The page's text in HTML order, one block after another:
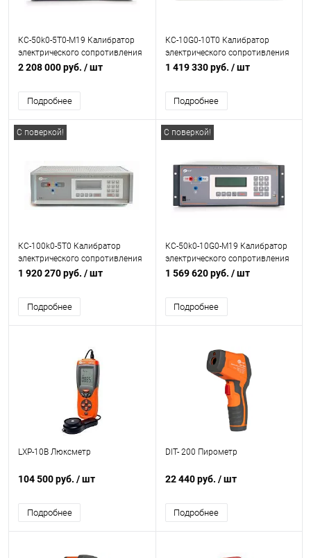
КС-50k0-5T0-М19 Калибратор
электрического сопротивления
2 208 000 руб. / шт
Подробнее
КС-10G0-10T0 Калибратор
электрического сопротивления
1 419 330 руб. / шт
Подробнее
С поверкой!
КС-100k0-5T0 Калибратор
электрического сопротивления
1 920 270 руб. / шт
Подробнее
С поверкой!
КС-50k0-10G0-M19 Калибратор
электрического сопротивления
1 569 620 руб. / шт
Подробнее
LXP-10B Люксметр
104 500 руб. / шт
Подробнее
DIT- 200 Пирометр
22 440 руб. / шт
Подробнее